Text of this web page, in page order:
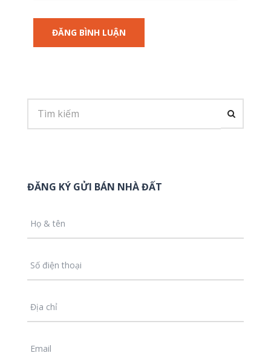
ĐĂNG KÝ GỬI BÁN NHÀ ĐẤT